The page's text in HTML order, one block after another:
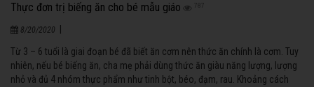
Thực đơn trị biếng ăn cho bé mẫu giáo 787
8/20/2020
Từ 3 – 6 tuổi là giai đoạn bé đã biết ăn cơm nên thức ăn chính là cơm. Tuy
nhiên, nếu bé biếng ăn, cha mẹ phải dùng thức ăn giàu năng lượng, lượng
nhỏ và đủ 4 nhóm thực phẩm như tinh bột, béo, đạm, rau. Khoảng cách